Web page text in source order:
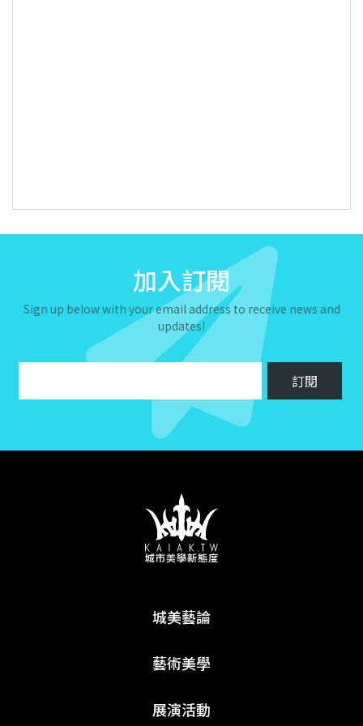
加入訂閱
Sign up below with your email address to receive news and
updates!
城美藝論
藝術美學
展演活動